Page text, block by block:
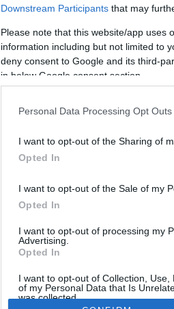
Downstream Participants that may
Please note that this website/app uses
information including but not limited to
deny consent to Google and its third-
in below Google consent section.
Personal Data Processing Opt Outs
I want to opt-out of the Sharing of
Opted In
I want to opt-out of the Sale of my
Opted In
I want to opt-out of processing my
Advertising.
Opted In
I want to opt-out of Collection,
of my Personal Data that Is
was collected.